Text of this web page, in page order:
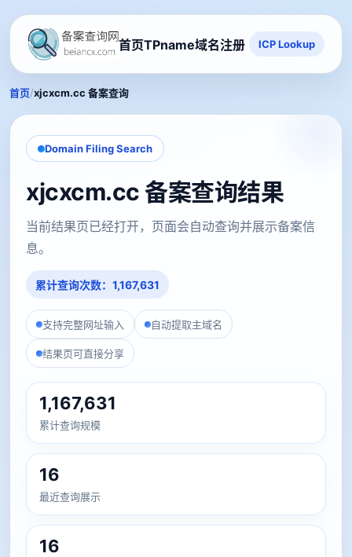
首页TPname域名注册 ICP Lookup
首页/xjcxcm.cc 备案查询
Domain Filing Search
xjcxcm.cc 备案查询结果
当前结果页已经打开，页面会自动查询并展示备案信
息。
累计查询次数：1,167,631
支持完整网址输入 自动提取主域名
结果页可直接分享
1,167,631
累计查询规模
16
最近查询展示
16